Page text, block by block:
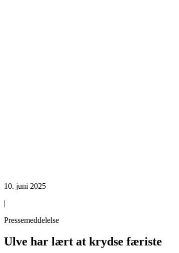
10. juni 2025
|
Pressemeddelelse
Ulve har lært at krydse færiste